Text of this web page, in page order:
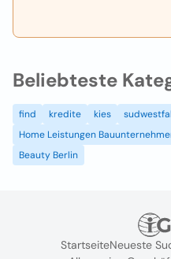
Beliebteste
find kredite kies
Home Leistungen
Beauty Berlin
StartseiteNeueste